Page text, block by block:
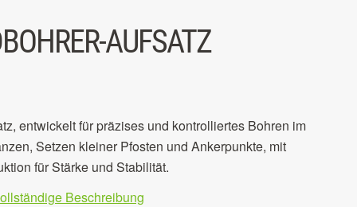
AUFSATZ
entwickelt für präzises und kontrolliertes Bohren im
Setzen kleiner Pfosten und Ankerpunkte, mit
für Stärke und Stabilität.
Beschreibung